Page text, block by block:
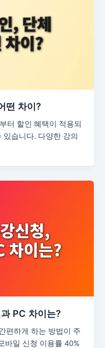
떤 차이?
터 할인 혜택이 적용되
습니다. 다양한 강의
PC 차이는?
편하게 하는 방법이 주
바일 신청 이용률 40%